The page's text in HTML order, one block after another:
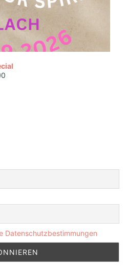
Datenschutzbestimmungen